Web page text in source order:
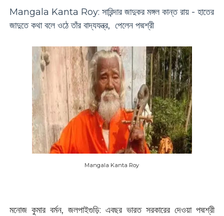
Mangala Kanta Roy: সারিন্দার জাদুকর মঙ্গল কান্ত রায় - হাতের
জাদুতে কথা বলে ওঠে তাঁর বাদ্যযন্ত্র, পেলেন পদ্মশ্রী
Mangala Kanta Roy
মনোজ কুমার বর্মন, জলপাইগুড়ি: এবছর ভারত সরকারের দেওয়া পদ্মশ্রী